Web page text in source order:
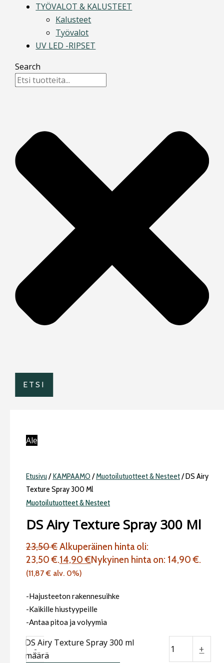
Ale
Etusivu/KAMPAAMO /Muotoilutuotteet & Nesteet/ DS Airy
Texture Spray 300 Ml
Muotoilutuotteet & Nesteet
DS Airy Texture Spray 300 Ml
23,50€Alkuperäinen hinta oli:
23,50 €.14,90€Nykyinen hinta on: 14,90 €.
(11,87€ alv. 0%)
-Hajusteeton rakennesuihke
-Kaikille hiustyypeille
-Antaa pitoa ja volyymia
-
DS Airy Texture Spray 300 ml
määrä
+
TYÖVALOT & KALUSTEET
Kalusteet
Työvalot
UV LED -RIPSET
Search
ETSI